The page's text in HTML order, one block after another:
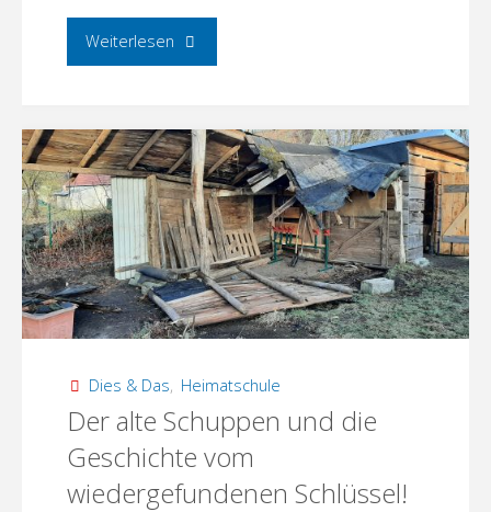
Weiterlesen "Gartenarbeit
Gartenparty
mit
der
Experimentierküche!"
Dies & Das, Heimatschule
Der alte Schuppen und die
Geschichte vom
wiedergefundenen Schlüssel!